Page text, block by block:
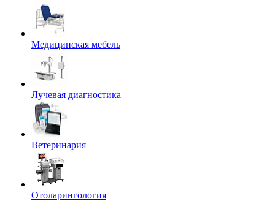
Медицинская мебель
Лучевая диагностика
Ветеринария
Отоларингология